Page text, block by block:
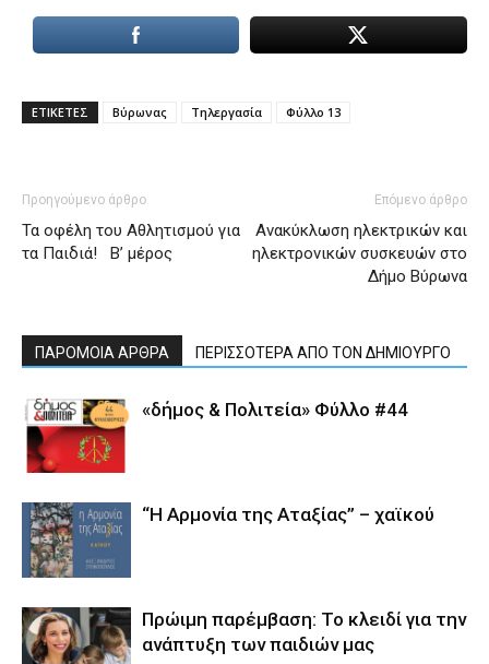
ΕΤΙΚΕΤΕΣ Βύρωνας Τηλεργασία Φύλλο 13
Προηγούμενο άρθρο
Τα οφέλη του Αθλητισμού για
τα Παιδιά! Β’ μέρος
Επόμενο άρθρο
Ανακύκλωση ηλεκτρικών και
ηλεκτρονικών συσκευών στο
Δήμο Βύρωνα
ΠΑΡΟΜΟΙΑ ΑΡΘΡΑ ΠΕΡΙΣΣΟΤΕΡΑ ΑΠΟ ΤΟΝ ΔΗΜΙΟΥΡΓΟ
«δήμος & Πολιτεία» Φύλλο #44
“Η Αρμονία της Αταξίας” – χαϊκού
Πρώιμη παρέμβαση: Το κλειδί για την
ανάπτυξη των παιδιών µας